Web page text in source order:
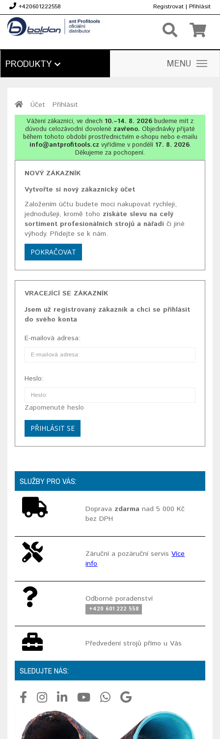
+420601222558 Registrovat | Přihlásit
PRODUKTY MENU
Účet Přihlásit
Vážení zákazníci, ve dnech 10.–14. 8. 2026 budeme mít z
důvodu celozávodní dovolené zavřeno. Objednávky přijaté
během tohoto období prostřednictvím e-shopu nebo e-mailu
info@antprofitools.cz vyřídíme v pondělí 17. 8. 2026.
Děkujeme za pochopení.
NOVÝ ZÁKAZNÍK
Vytvořte si nový zákaznický účet
Založením účtu budete moci nakupovat rychleji,
jednodušeji, kromě toho získáte slevu na celý
sortiment profesionálních strojů a nářadí či jiné
výhody. Přidejte se k nám.
POKRAČOVAT
VRACEJÍCÍ SE ZÁKAZNÍK
Jsem už registrovaný zákazník a chci se přihlásit
do svého konta
E-mailová adresa:
Heslo:
Zapomenuté heslo
SLUŽBY PRO VÁS:
Doprava zdarma nad 5 000 Kč
bez DPH
Záruční a pozáruční servisVíce
info
Odborné poradenství
+420 601 222 558
Předvedení strojů přímo u Vás
SLEDUJTE NÁS: